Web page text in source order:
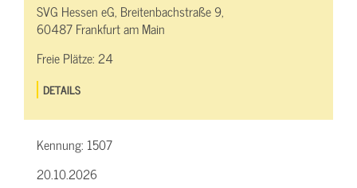
SVG Hessen eG, Breitenbachstraße 9,
60487 Frankfurt am Main
Freie Plätze:24
DETAILS
Kennung: 1507
20.10.2026